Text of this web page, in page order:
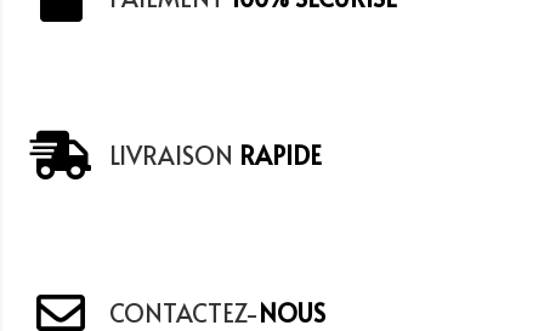
LIVRAISON RAPIDE
CONTACTEZ-NOUS